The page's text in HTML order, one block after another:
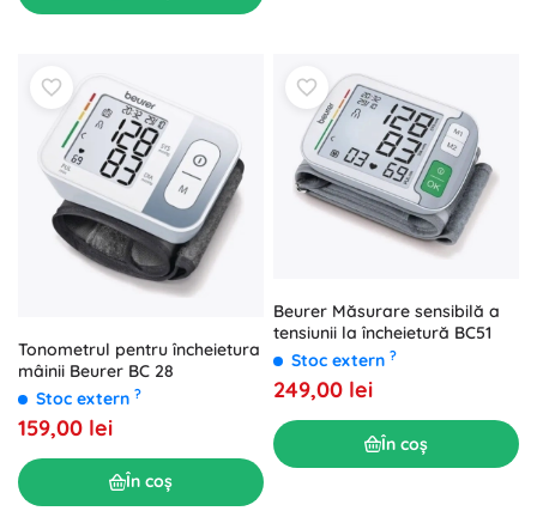
Tonometrul pentru încheietura
mâinii Beurer BC 28
Stoc extern ?
159,00 lei
În coș
Beurer Măsurare sensibilă a
tensiunii la încheietură BC51
Stoc extern ?
249,00 lei
În coș